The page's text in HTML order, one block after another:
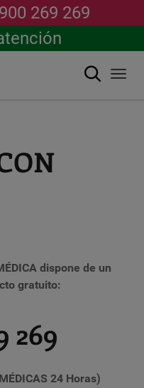
900 269 269
Buscar
dispone de un
gratuito:
269
24 Horas)